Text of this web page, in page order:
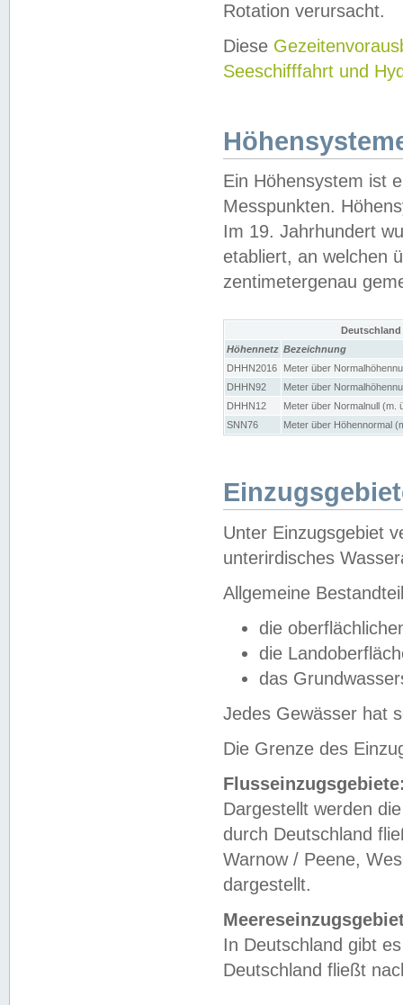
Rotation verursacht.
Diese
Seeschifffahrt und
Ein Höhensystem ist
Messpunkten.
Im 19. Jahrhundert
etabliert, an welchen
zentimetergenau
Höhennetz Bezeichnung
DHHN2016
Meter über
DHHN92
Meter über
DHHN12
Meter über Normalnull (m.
SNN76
Meter über Höhennormal
Unter Einzugsgebiet
unterirdisches
Allgemeine
die
die
das
Jedes Gewässer hat
Die Grenze des
Dargestellt werden
durch Deutschland
Warnow / Peene,
dargestellt.
In Deutschland gibt
Deutschland fließt